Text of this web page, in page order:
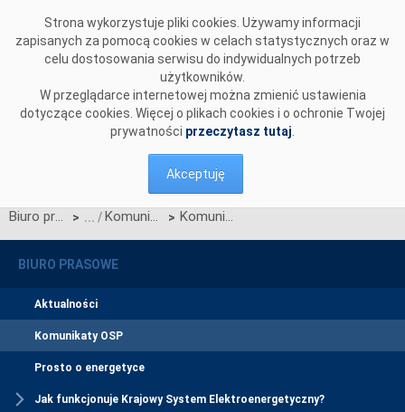
Strona wykorzystuje pliki cookies. Używamy informacji
zapisanych za pomocą cookies w celach statystycznych oraz w
celu dostosowania serwisu do indywidualnych potrzeb
użytkowników.
W przeglądarce internetowej można zmienić ustawienia
dotyczące cookies. Więcej o plikach cookies i o ochronie Twojej
prywatności przeczytasz tutaj
Akceptuję
Biuro prasowe > Komunikaty OSP > Komunikat dotyczący prawa do rekompensaty za redysponowanie nierynkowe instalacji PV w dniach: 27, 28 oraz 30 września 2024 roku
BIURO PRASOWE
Aktualności
Komunikaty OSP
Prosto o energetyce
Jak funkcjonuje Krajowy System Elektroenergetyczny?